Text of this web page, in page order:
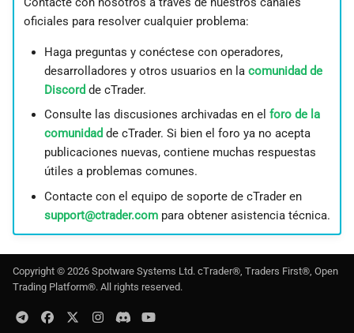
oficiales para resolver cualquier problema:
Haga preguntas y conéctese con operadores,
desarrolladores y otros usuarios en lacomunidad de
Discord de cTrader.
Consulte las discusiones archivadas en elforo de la
comunidad de cTrader. Si bien el foro ya no acepta
publicaciones nuevas, contiene muchas respuestas
útiles a problemas comunes.
Contacte con el equipo de soporte de cTrader en
support@ctrader.com para obtener asistencia técnica.
Copyright © 2026 Spotware Systems Ltd. cTrader®, Traders First®, Open
Trading Platform®. All rights reserved.